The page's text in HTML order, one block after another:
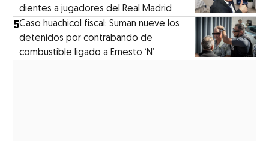
dientes a jugadores del Real Madrid
5Caso huachicol fiscal: Suman nueve los
detenidos por contrabando de
combustible ligado a Ernesto ‘N’